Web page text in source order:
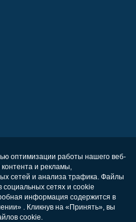
оптимизации работы нашего веб-
и рекламы,
сетей и анализа трафика. Файлы
социальных сетях и cookie
информация содержится в
. Кликнув на «Принять», вы
cookie.